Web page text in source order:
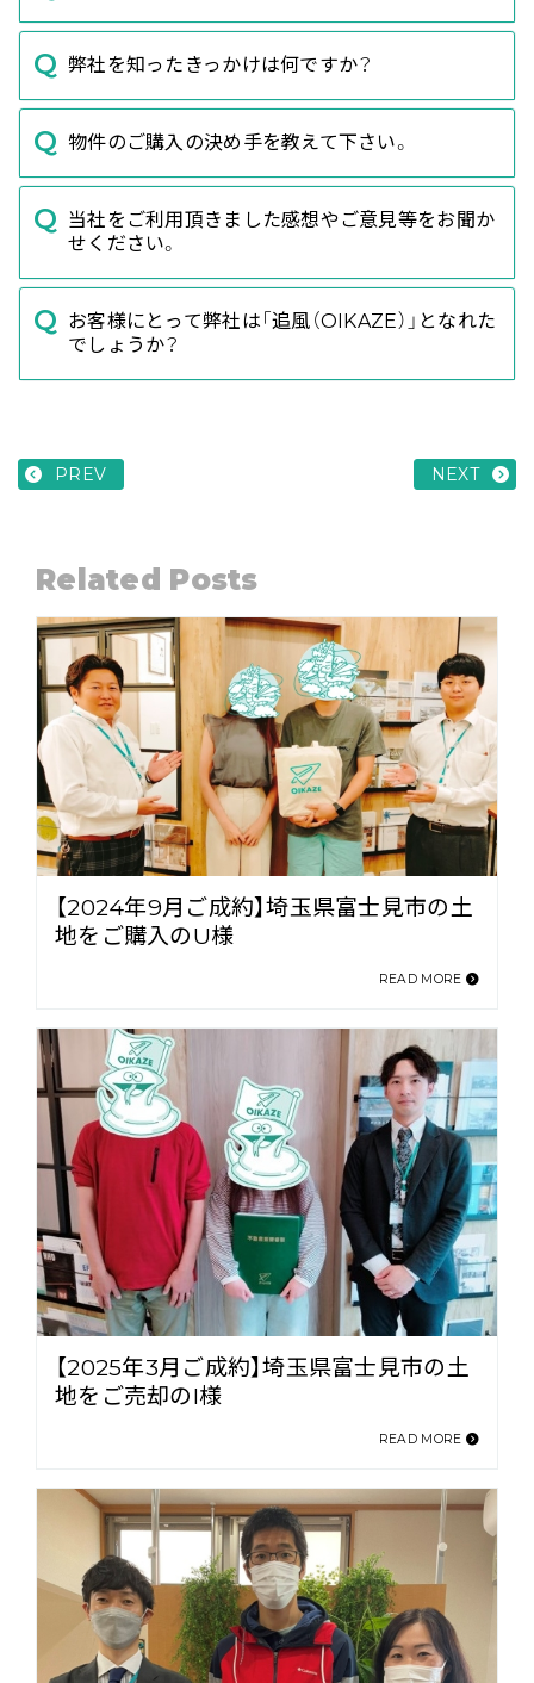
弊社を知ったきっかけは何ですか？
物件のご購入の決め手を教えて下さい。
当社をご利用頂きました感想やご意見等をお聞か
せください。
お客様にとって弊社は「追風（OIKAZE）」となれた
でしょうか？
PREV NEXT
Related Posts
【2024年9月ご成約】埼玉県富士見市の土
地をご購入のU様
READ MORE
【2025年3月ご成約】埼玉県富士見市の土
地をご売却のI様
READ MORE